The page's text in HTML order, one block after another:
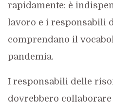
rapidamente: è
lavoro e i responsabili
comprendano il
pandemia.
I responsabili delle
dovrebbero